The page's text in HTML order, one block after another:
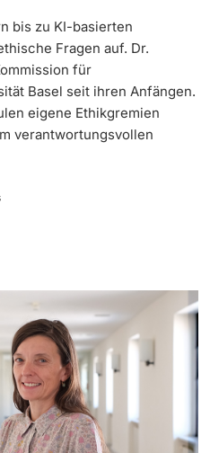
& Alumni
‡ ‡ ‡ ‡ ‡ ‡ ‡ ‡ ‡ ‡ ‡
‡ ‡ ‡ ‡
bis zu KI-basierten
Fragen auf. Dr.
für
Basel seit ihren Anfängen.
eigene Ethikgremien
verantwortungsvollen